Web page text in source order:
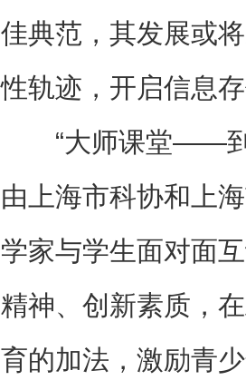
佳典范，其发展或
性轨迹，开启信息
“大师课堂——
由上海市科协和上
学家与学生面对面
精神、创新素质，
育的加法，激励青